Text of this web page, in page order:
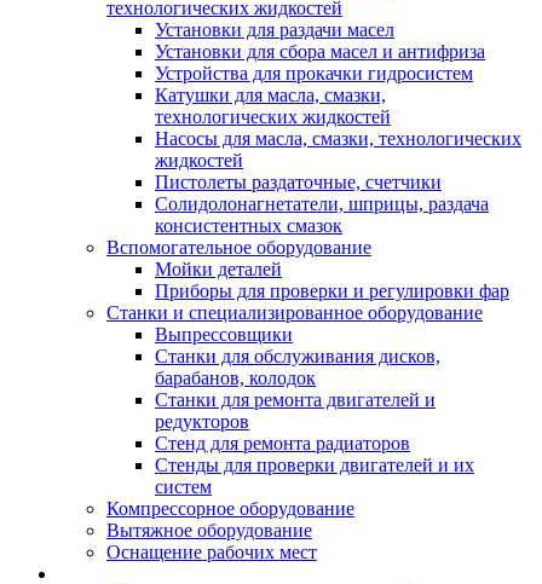
технологических жидкостей
Установки для раздачи масел
Установки для сбора масел и антифриза
Устройства для прокачки гидросистем
Катушки для масла, смазки,
технологических жидкостей
Насосы для масла, смазки, технологических
жидкостей
Пистолеты раздаточные, счетчики
Солидолонагнетатели, шприцы, раздача
консистентных смазок
Вспомогательное оборудование
Мойки деталей
Приборы для проверки и регулировки фар
Станки и специализированное оборудование
Выпрессовщики
Станки для обслуживания дисков,
барабанов, колодок
Станки для ремонта двигателей и
редукторов
Стенд для ремонта радиаторов
Стенды для проверки двигателей и их
систем
Компрессорное оборудование
Вытяжное оборудование
Оснащение рабочих мест